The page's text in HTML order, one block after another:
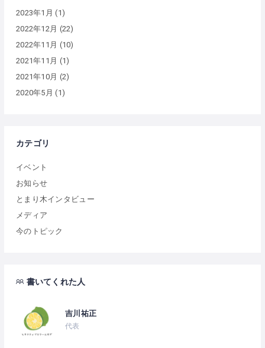
2023年1月 (1)
2022年12月 (22)
2022年11月 (10)
2021年11月 (1)
2021年10月 (2)
2020年5月 (1)
カテゴリ
イベント
お知らせ
とまり木インタビュー
メディア
今のトピック
書いてくれた人
吉川祐正
代表